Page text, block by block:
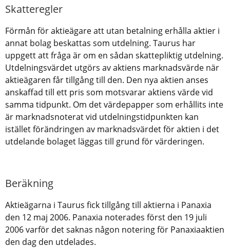
Skatteregler
Förmån för aktieägare att utan betalning erhålla aktier i
annat bolag beskattas som utdelning. Taurus har
uppgett att fråga är om en sådan skattepliktig utdelning.
Utdelningsvärdet utgörs av aktiens marknadsvärde när
aktieägaren får tillgång till den. Den nya aktien anses
anskaffad till ett pris som motsvarar aktiens värde vid
samma tidpunkt. Om det värdepapper som erhållits inte
är marknadsnoterat vid utdelningstidpunkten kan
istället förändringen av marknadsvärdet för aktien i det
utdelande bolaget läggas till grund för värderingen.
Beräkning
Aktieägarna i Taurus fick tillgång till aktierna i Panaxia
den 12 maj 2006. Panaxia noterades först den 19 juli
2006 varför det saknas någon notering för Panaxiaaktien
den dag den utdelades.